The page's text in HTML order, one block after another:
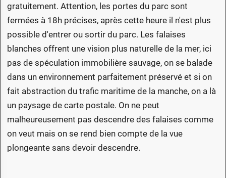
gratuitement. Attention, les portes du parc sont
fermées à 18h précises, après cette heure il n'est plus
possible d'entrer ou sortir du parc. Les falaises
blanches offrent une vision plus naturelle de la mer, ici
pas de spéculation immobilière sauvage, on se balade
dans un environnement parfaitement préservé et si on
fait abstraction du trafic maritime de la manche, on a là
un paysage de carte postale. On ne peut
malheureusement pas descendre des falaises comme
on veut mais on se rend bien compte de la vue
plongeante sans devoir descendre.